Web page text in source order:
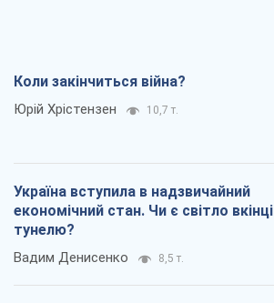
Коли закінчиться війна?
Юрій Хрістензен 10,7 т.
Україна вступила в надзвичайний
економічний стан. Чи є світло вкінці
тунелю?
Вадим Денисенко 8,5 т.